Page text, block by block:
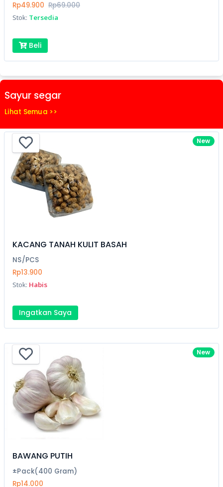
Rp49.900 Rp69.000
Stok: Tersedia
Beli
Sayur segar
Lihat Semua >>
New
KACANG TANAH KULIT BASAH
NS/PCS
Rp13.900
Stok: Habis
Ingatkan Saya
New
BAWANG PUTIH
±Pack(400 Gram)
Rp14.000